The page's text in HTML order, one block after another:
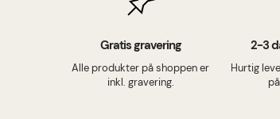
Gratis gravering
Alle produkter på shoppen er
inkl. gravering.
2-3
Hurtig